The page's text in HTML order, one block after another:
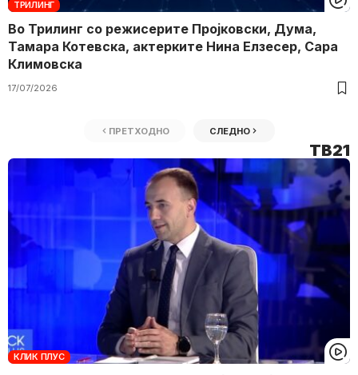
ТРИЛИНГ
Во Трилинг со режисерите Пројковски, Дума,
Тамара Котевска, актерките Нина Елзесер, Сара
Климовска
17/07/2026
ПРЕТХОДНО СЛЕДНО
ТВ21
КЛИК ПЛУС